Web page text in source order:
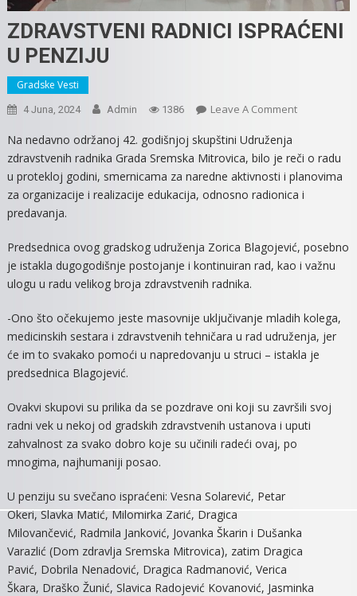
ZDRAVSTVENI RADNICI ISPRAĆENI
U PENZIJU
Gradske Vesti
4 Juna, 2024 Admin 1386 Leave A CommentOn
ISPRAĆENI
U
PENZIJU
Na nedavno održanoj 42. godišnjoj skupštini Udruženja
zdravstvenih radnika Grada Sremska Mitrovica, bilo je reči o radu
u protekloj godini, smernicama za naredne aktivnosti i planovima
za organizacije i realizacije edukacija, odnosno radionica i
predavanja.
Predsednica ovog gradskog udruženja Zorica Blagojević, posebno
je istakla dugogodišnje postojanje i kontinuiran rad, kao i važnu
ulogu u radu velikog broja zdravstvenih radnika.
-Ono što očekujemo jeste masovnije uključivanje mladih kolega,
medicinskih sestara i zdravstvenih tehničara u rad udruženja, jer
će im to svakako pomoći u napredovanju u struci – istakla je
predsednica Blagojević.
Ovakvi skupovi su prilika da se pozdrave oni koji su završili svoj
radni vek u nekoj od gradskih zdravstvenih ustanova i uputi
zahvalnost za svako dobro koje su učinili radeći ovaj, po
mnogima, najhumaniji posao.
U penziju su svečano ispraćeni: Vesna Solarević, Petar
Okeri, Slavka Matić, Milomirka Zarić, Dragica
Milovančević, Radmila Janković, Jovanka Škarin i Dušanka
Varazlić (Dom zdravlja Sremska Mitrovica), zatim Dragica
Pavić, Dobrila Nenadović, Dragica Radmanović, Verica
Škara, Draško Žunić, Slavica Radojević Kovanović, Jasminka